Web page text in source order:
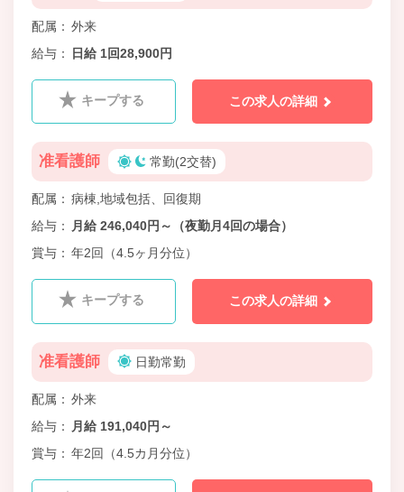
配属
外来
給与
日給 1回28,900円
キープする この求人の詳細
准看護師 常勤(2交替)
配属
病棟,地域包括、回復期
給与
月給 246,040円～（夜勤月4回の場合）
賞与
年2回（4.5ヶ月分位）
キープする この求人の詳細
准看護師 日勤常勤
配属
外来
給与
月給 191,040円～
賞与
年2回（4.5カ月分位）